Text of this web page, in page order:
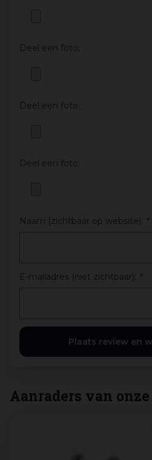
Deel een foto:
Deel een foto:
Deel een foto:
Naam (zichtbaar op website): *
E-mailadres (niet zichtbaar): *
Aanraders van